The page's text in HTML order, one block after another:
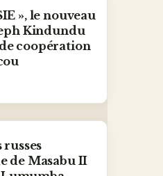
», le nouveau
Kindundu
coopération
russes
de Masabu II